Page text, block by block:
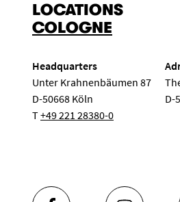
Cologne University of Music and Dance
LOCATIONS
COLOGNE
Headquarters
Unter Krahnenbäumen 87
D-50668 Köln
T+49 221 28380-0
D-